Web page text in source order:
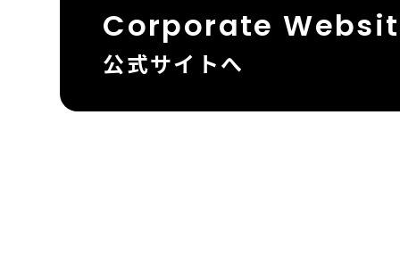
Corporate
公式サイトへ